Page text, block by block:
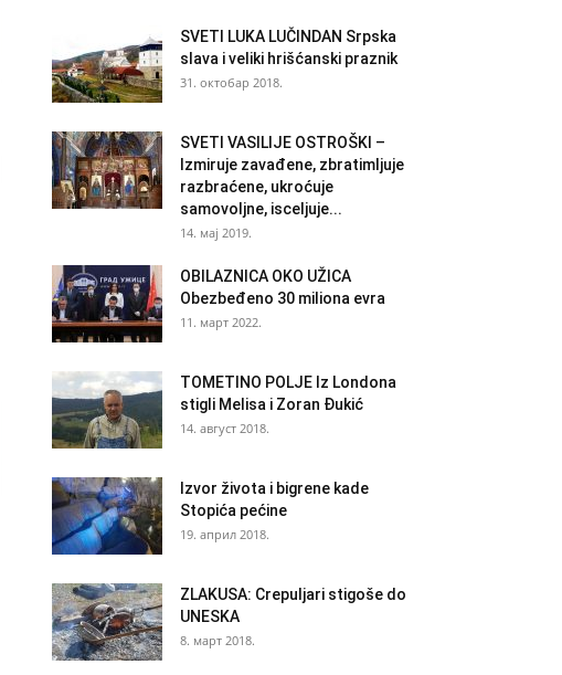
SVETI LUKA LUČINDAN Srpska
slava i veliki hrišćanski praznik
31. октобар 2018.
SVETI VASILIJE OSTROŠKI –
Izmiruje zavađene, zbratimljuje
razbraćene, ukroćuje
samovoljne, isceljuje...
14. мај 2019.
OBILAZNICA OKO UŽICA
Obezbeđeno 30 miliona evra
11. март 2022.
TOMETINO POLJE Iz Londona
stigli Melisa i Zoran Đukić
14. август 2018.
Izvor života i bigrene kade
Stopića pećine
19. април 2018.
ZLAKUSA: Crepuljari stigoše do
UNESKA
8. март 2018.